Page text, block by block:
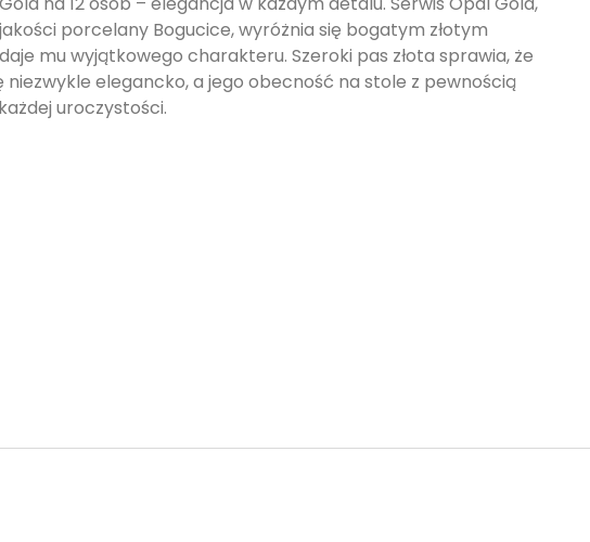
porcelany Bogucice, wyróżnia się bogatym złotym
mu wyjątkowego charakteru. Szeroki pas złota sprawia, że
niezwykle elegancko, a jego obecność na stole z pewnością
uroczystości.